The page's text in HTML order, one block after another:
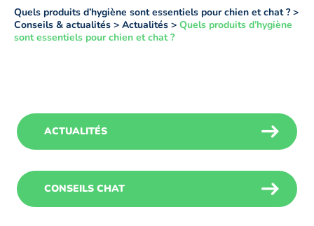
Quels produits d’hygiène sont essentiels pour chien et chat ?>
Conseils & actualités > Actualités > Quels produits d’hygiène
sont essentiels pour chien et chat ?
ACTUALITÉS
CONSEILS CHAT